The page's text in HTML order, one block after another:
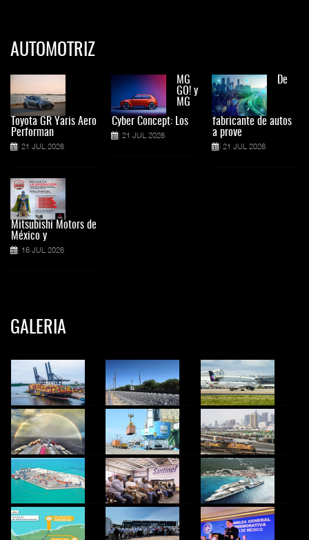
AUTOMOTRIZ
Toyota GR Yaris Aero
Performan
21 JUL 2026
Mitsubishi Motors de
México y
16 JUL 2026
MG
GO! y
MG
Cyber Concept: Los
21 JUL 2026
De
fabricante de autos
a prove
21 JUL 2026
GALERIA